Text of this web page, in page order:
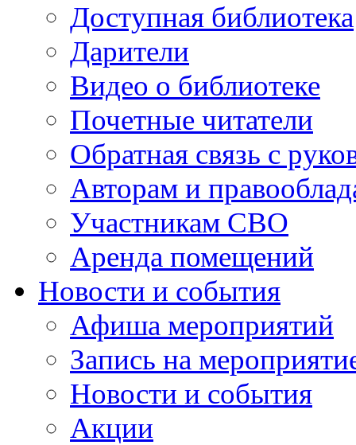
Доступная библиотека
Дарители
Видео о библиотеке
Почетные читатели
Обратная связь с
Авторам и
Участникам СВО
Аренда помещений
Новости и события
Афиша мероприятий
Запись на
Новости и события
Акции